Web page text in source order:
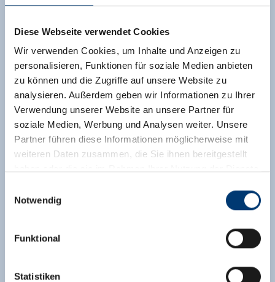
Diese Webseite verwendet Cookies
Wir verwenden Cookies, um Inhalte und Anzeigen zu
personalisieren, Funktionen für soziale Medien anbieten
zu können und die Zugriffe auf unsere Website zu
analysieren. Außerdem geben wir Informationen zu Ihrer
Verwendung unserer Website an unsere Partner für
soziale Medien, Werbung und Analysen weiter. Unsere
Partner führen diese Informationen möglicherweise mit
weiteren Daten zusammen, die Sie ihnen bereitgestellt
Rohr 23// A-6280 Zell am Ziller
www.zillertalarena.com
Notwendig
Funktional
Statistiken
pur!
250m von der Isskogelbahn (Gondelbahn)
entfernt!
Ausstattung
Verfügbarkeitskalender